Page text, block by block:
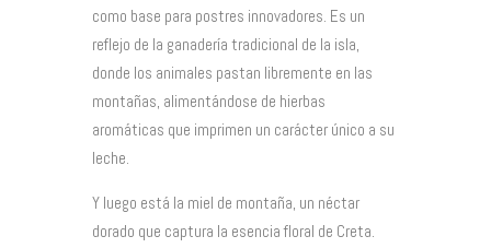
como base para postres innovadores. Es un
reflejo de la ganadería tradicional de la isla,
donde los animales pastan libremente en las
montañas, alimentándose de hierbas
aromáticas que imprimen un carácter único a su
leche.
Y luego está la miel de montaña, un néctar
dorado que captura la esencia floral de Creta.